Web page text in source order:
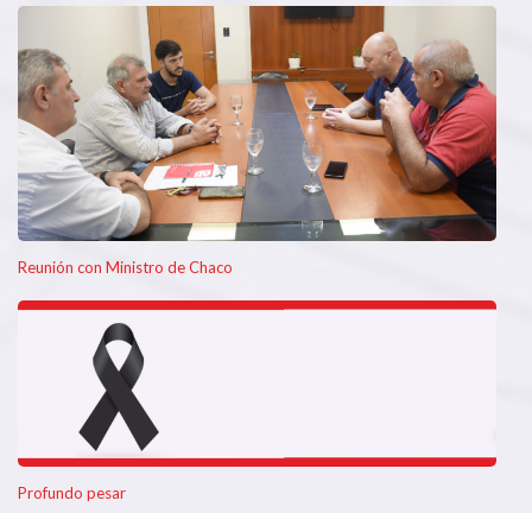
Reunión con Ministro de Chaco
Profundo pesar